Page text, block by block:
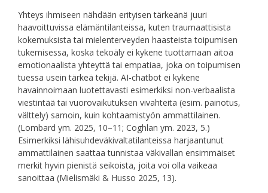
Yhteys ihmiseen nähdään erityisen tärkeänä juuri
haavoittuvissa elämäntilanteissa, kuten traumaattisista
kokemuksista tai mielenterveyden haasteista toipumisen
tukemisessa, koska tekoäly ei kykene tuottamaan aitoa
emotionaalista yhteyttä tai empatiaa, joka on toipumisen
tuessa usein tärkeä tekijä. AI-chatbot ei kykene
havainnoimaan luotettavasti esimerkiksi non-verbaalista
viestintää tai vuorovaikutuksen vivahteita (esim. painotus,
välttely) samoin, kuin kohtaamistyön ammattilainen.
(Lombard ym. 2025, 10–11; Coghlan ym. 2023, 5.)
Esimerkiksi lähisuhdeväkivaltatilanteissa harjaantunut
ammattilainen saattaa tunnistaa väkivallan ensimmäiset
merkit hyvin pienistä seikoista, joita voi olla vaikeaa
sanoittaa (Mielismäki & Husso 2025, 13).